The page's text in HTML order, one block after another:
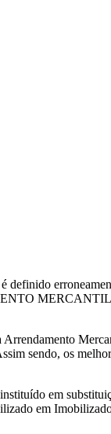
definido
sendo, os
em
em